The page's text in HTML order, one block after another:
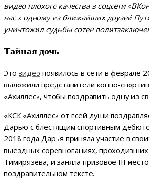
видео плохого качества в соцсети «
нас к одному из ближайших друзей
уничтожил судьбы сотен
Тайная дочь
Это видео появилось в сети в феврале
выложили представители конно-
«Ахиллес», чтобы поздравить одну из
«КСК «Ахиллес» от всей души
Дарью с блестящим спортивным
2018 года Дарья приняла участие в
выездных соревнованиях,
Тимирязева, и заняла призовое III
поздравительном тексте.